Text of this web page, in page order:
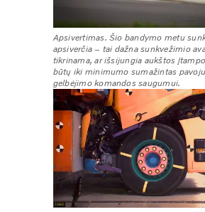
Apsivertimas. Šio bandymo metu
apsiverčia – tai dažna sunkvežimio
tikrinama, ar išsijungia aukštos
būtų iki minimumo sumažintas
gelbėjimo komandos saugumui.